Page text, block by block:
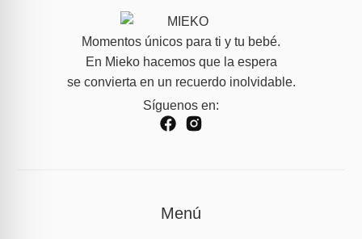
Momentos únicos para ti y tu bebé.
En Mieko hacemos que la espera
se convierta en un recuerdo inolvidable.
Síguenos en:
Menú